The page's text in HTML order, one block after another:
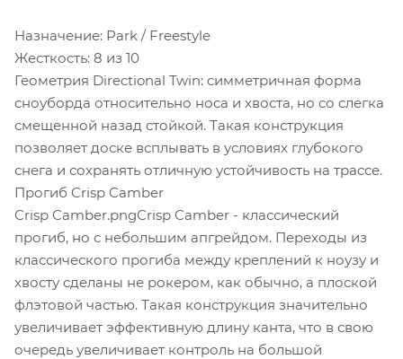
Назначение: Park / Freestyle
Жесткость: 8 из 10
Геометрия Directional Twin: симметричная форма
сноуборда относительно носа и хвоста, но со слегка
смещенной назад стойкой. Такая конструкция
позволяет доске всплывать в условиях глубокого
снега и сохранять отличную устойчивость на трассе.
Прогиб Crisp Camber
Crisp Camber.pngCrisp Camber - классический
прогиб, но с небольшим апгрейдом. Переходы из
классического прогиба между креплений к ноузу и
хвосту сделаны не рокером, как обычно, а плоской
флэтовой частью. Такая конструкция значительно
увеличивает эффективную длину канта, что в свою
очередь увеличивает контроль на большой